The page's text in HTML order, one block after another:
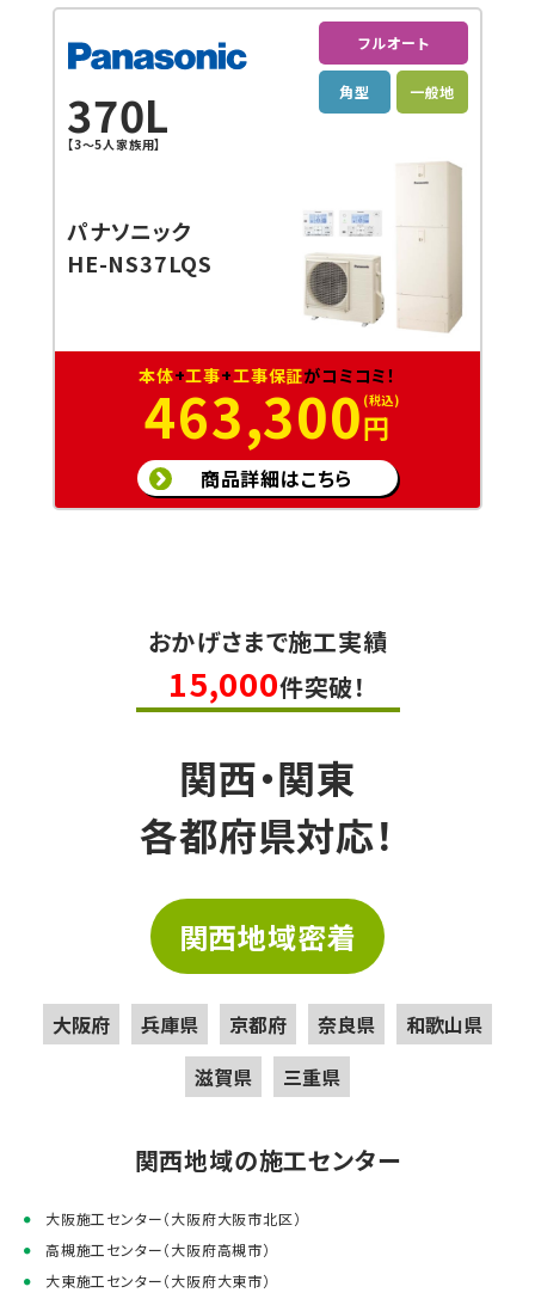
370L
【3～5人家族用】
フルオート
角型 一般地
パナソニック
HE-NS37LQS
本体+工事+工事保証がコミコミ！
463,300円
商品詳細はこちら
おかげさまで施工実績
15,000件突破！
関西・関東
各都府県対応！
関西地域密着
大阪府 兵庫県 京都府 奈良県
和歌山県
滋賀県
三重県
関西地域の施工センター
大阪施工センター（大阪府大阪市北区）
高槻施工センター（大阪府高槻市）
大東施工センター（大阪府大東市）